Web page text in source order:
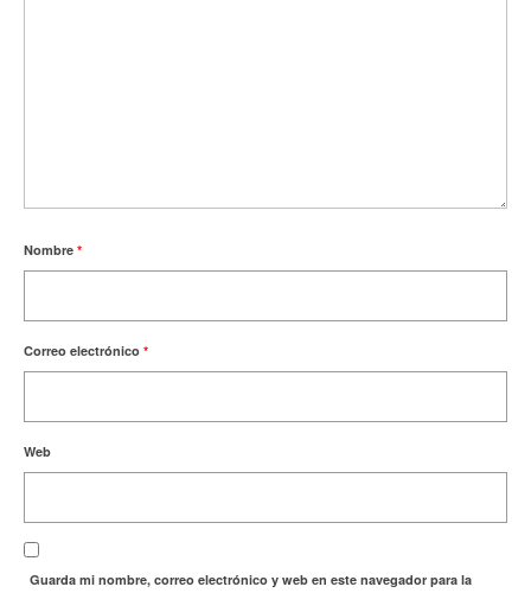
Nombre *
Correo electrónico *
Web
Guarda mi nombre, correo electrónico y web en este navegador para la